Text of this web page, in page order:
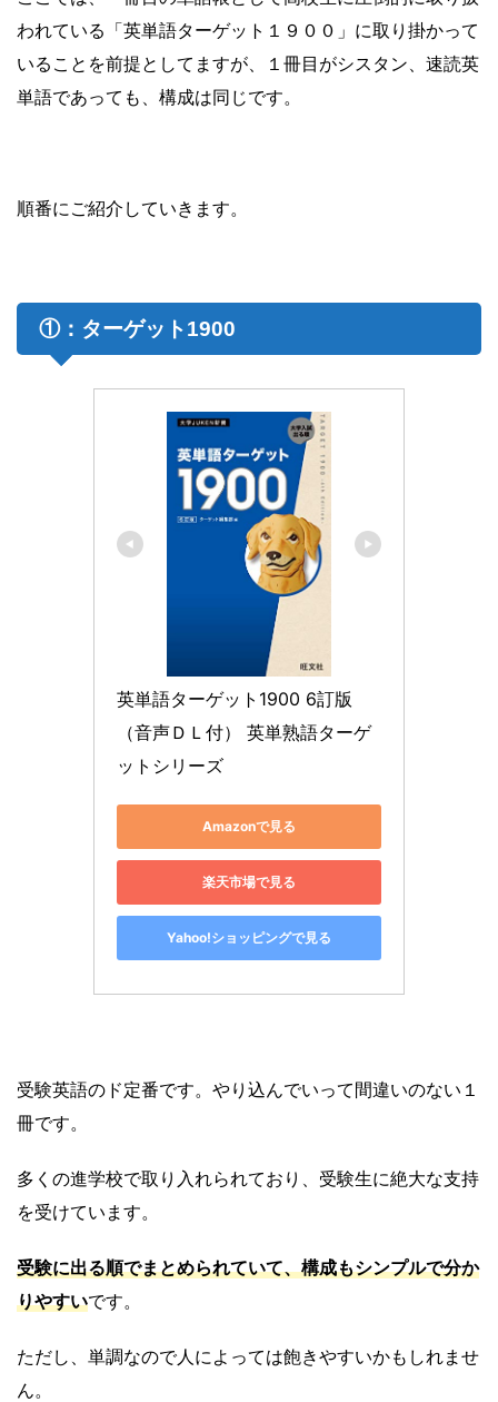
われている「英単語ターゲット１９００」に取り掛かって
いることを前提としてますが、１冊目がシスタン、速読英
単語であっても、構成は同じです。
順番にご紹介していきます。
①：ターゲット1900
英単語ターゲット1900 6訂版
（音声ＤＬ付） 英単熟語ターゲ
ットシリーズ
Amazonで見る
楽天市場で見る
Yahoo!ショッピングで見る
受験英語のド定番です。やり込んでいって間違いのない１
冊です。
多くの進学校で取り入れられており、受験生に絶大な支持
を受けています。
受験に出る順でまとめられていて、構成もシンプルで分か
りやすいです。
ただし、単調なので人によっては飽きやすいかもしれませ
ん。